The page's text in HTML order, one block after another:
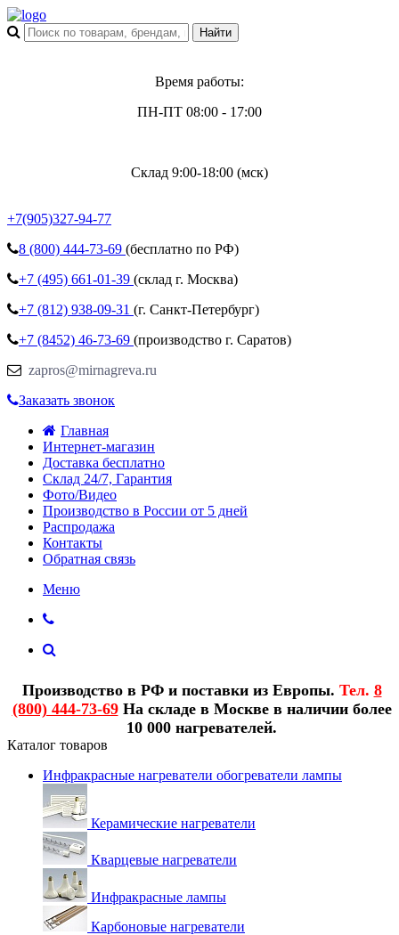
Время работы:
ПН-ПТ 08:00 - 17:00
Склад 9:00-18:00 (мск)
+7(905)327-94-77
8 (800) 444-73-69 (бесплатно по РФ)
+7 (495) 661-01-39 (склад г. Москва)
+7 (812) 938-09-31 (г. Санкт-Петербург)
+7 (8452) 46-73-69 (производство г. Саратов)
zapros@mirnagreva.ru
Заказать звонок
Главная
Интернет-магазин
Доставка бесплатно
Склад 24/7, Гарантия
Фото/Видео
Производство в России от 5 дней
Распродажа
Контакты
Обратная связь
Меню
Производство в РФ и поставки из Европы. Тел. 8
(800) 444-73-69На складе в Москве в наличии более
10 000 нагревателей.
Каталог товаров
Инфракрасные нагреватели обогреватели лампы
Керамические нагреватели
Кварцевые нагреватели
Инфракрасные лампы
Карбоновые нагреватели